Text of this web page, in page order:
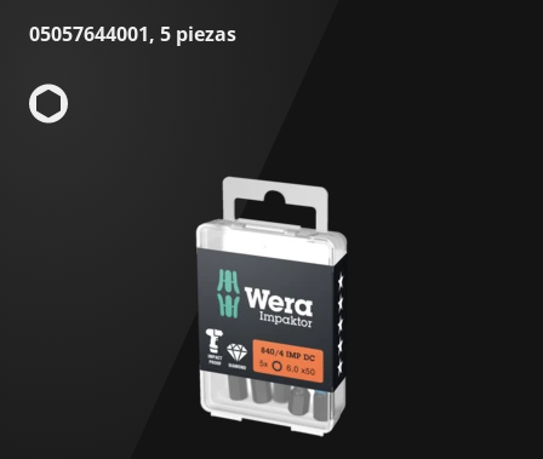
05057644001, 5 piezas